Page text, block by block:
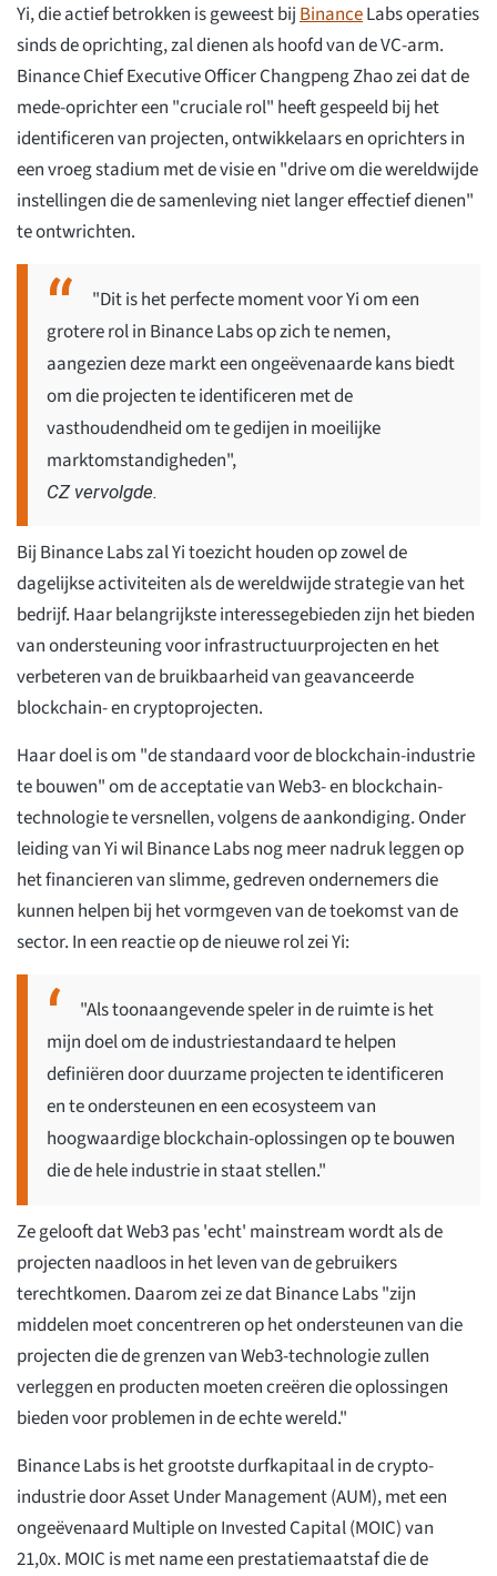
Yi, die actief betrokken is geweest bijBinanceLabs operaties
sinds de oprichting, zal dienen als hoofd van de VC-arm.
Binance Chief Executive Officer Changpeng Zhao zei dat de
mede-oprichter een "cruciale rol" heeft gespeeld bij het
identificeren van projecten, ontwikkelaars en oprichters in
een vroeg stadium met de visie en "drive om die wereldwijde
instellingen die de samenleving niet langer effectief dienen"
te ontwrichten.
"Dit is het perfecte moment voor Yi om een
grotere rol in Binance Labs op zich te nemen,
aangezien deze markt een ongeëvenaarde kans biedt
om die projecten te identificeren met de
vasthoudendheid om te gedijen in moeilijke
marktomstandigheden",
CZ vervolgde.
Bij Binance Labs zal Yi toezicht houden op zowel de
dagelijkse activiteiten als de wereldwijde strategie van het
bedrijf. Haar belangrijkste interessegebieden zijn het bieden
van ondersteuning voor infrastructuurprojecten en het
verbeteren van de bruikbaarheid van geavanceerde
blockchain- en cryptoprojecten.
Haar doel is om "de standaard voor de blockchain-industrie
te bouwen" om de acceptatie van Web3- en blockchain-
technologie te versnellen, volgens de aankondiging. Onder
leiding van Yi wil Binance Labs nog meer nadruk leggen op
het financieren van slimme, gedreven ondernemers die
kunnen helpen bij het vormgeven van de toekomst van de
sector. In een reactie op de nieuwe rol zei Yi:
"Als toonaangevende speler in de ruimte is het
mijn doel om de industriestandaard te helpen
definiëren door duurzame projecten te identificeren
en te ondersteunen en een ecosysteem van
hoogwaardige blockchain-oplossingen op te bouwen
die de hele industrie in staat stellen."
Ze gelooft dat Web3 pas 'echt' mainstream wordt als de
projecten naadloos in het leven van de gebruikers
terechtkomen. Daarom zei ze dat Binance Labs "zijn
middelen moet concentreren op het ondersteunen van die
projecten die de grenzen van Web3-technologie zullen
verleggen en producten moeten creëren die oplossingen
bieden voor problemen in de echte wereld."
Binance Labs is het grootste durfkapitaal in de crypto-
industrie door Asset Under Management (AUM), met een
ongeëvenaard Multiple on Invested Capital (MOIC) van
21,0x. MOIC is met name een prestatiemaatstaf die de